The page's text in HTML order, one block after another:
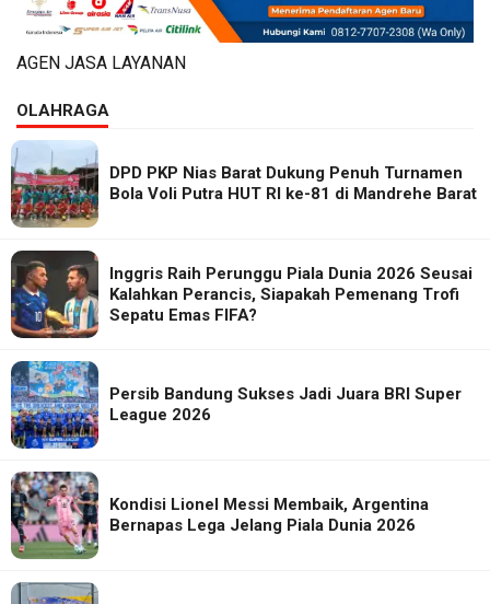
AGEN JASA LAYANAN
OLAHRAGA
DPD PKP Nias Barat Dukung Penuh Turnamen
Bola Voli Putra HUT RI ke-81 di Mandrehe Barat
Inggris Raih Perunggu Piala Dunia 2026 Seusai
Kalahkan Perancis, Siapakah Pemenang Trofi
Sepatu Emas FIFA?
Persib Bandung Sukses Jadi Juara BRI Super
League 2026
Kondisi Lionel Messi Membaik, Argentina
Bernapas Lega Jelang Piala Dunia 2026